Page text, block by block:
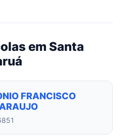
em Santa
FRANCISCO